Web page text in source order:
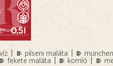
pilseni maláta
fekete maláta komló